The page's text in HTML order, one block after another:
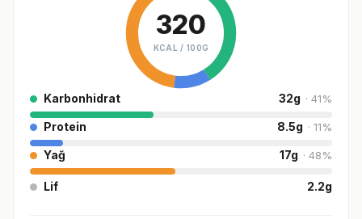
320
KCAL / 100G
Karbonhidrat 32g · 41%
Protein 8.5g · 11%
Yağ 17g · 48%
Lif 2.2g